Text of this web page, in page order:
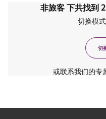
非旅客下共找到
切换模
切
或联系我们的专